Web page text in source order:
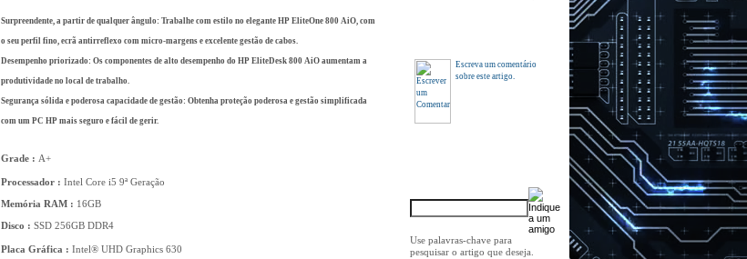
Surpreendente, a partir de qualquer ângulo: Trabalhe com estilo no elegante HP EliteOne 800 AiO, com
o seu perfil fino, ecrã antirreflexo com micro-margens e excelente gestão de cabos.
Desempenho priorizado: Os componentes de alto desempenho do HP EliteDesk 800 AiO aumentam a
produtividade no local de trabalho.
Segurança sólida e poderosa capacidade de gestão: Obtenha proteção poderosa e gestão simplificada
com um PC HP mais seguro e fácil de gerir.
Grade : A+
Processador : Intel Core i5 9ª Geração
Memória RAM : 16GB
Disco : SSD 256GB DDR4
Placa Gráfica : Intel® UHD Graphics 630
Escreva um comentário
sobre este artigo.
Use palavras-chave para
pesquisar o artigo que deseja.